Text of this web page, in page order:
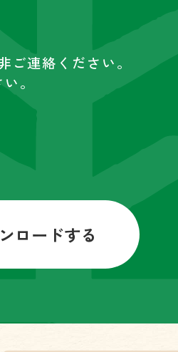
連絡ください。
。
ロードする